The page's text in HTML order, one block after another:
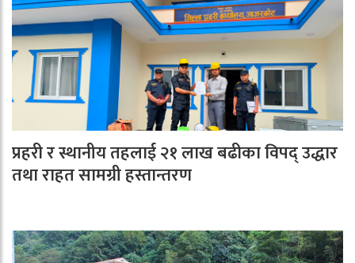
प्रहरी र स्थानीय तहलाई २१ लाख बढीका विपद् उद्धार
तथा राहत सामग्री हस्तान्तरण